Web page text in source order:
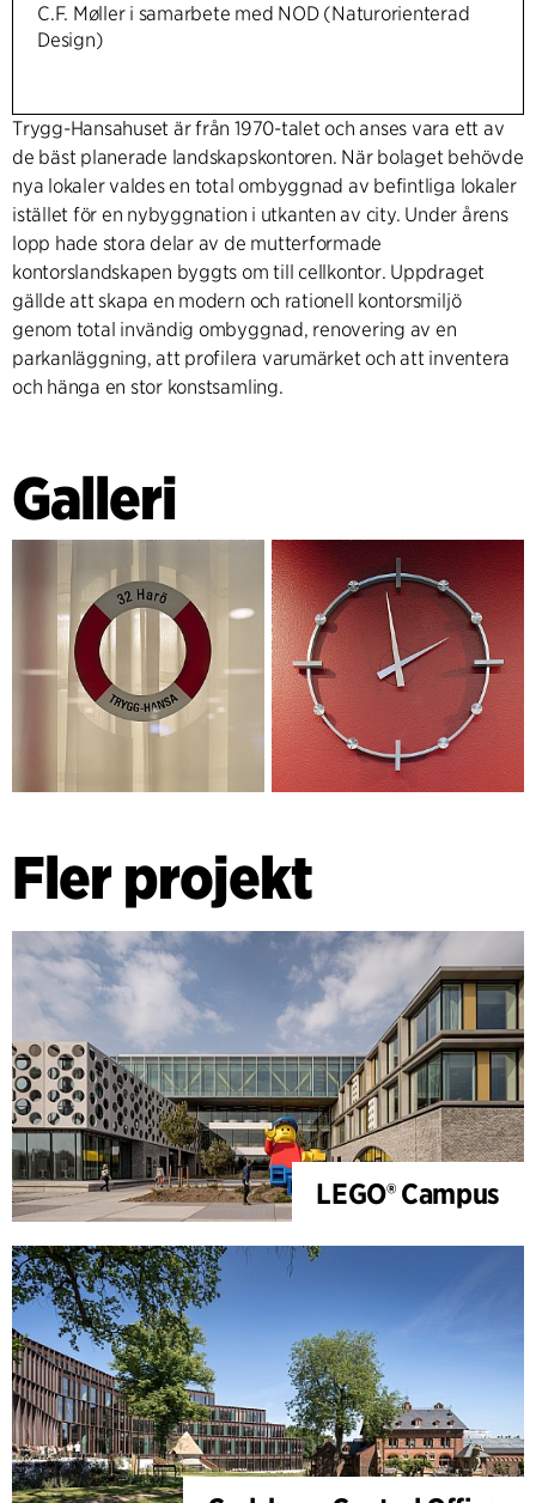
C.F. Møller i samarbete med NOD (Naturorienterad
Design)
Trygg-Hansahuset är från 1970-talet och anses vara ett av
de bäst planerade landskapskontoren. När bolaget behövde
nya lokaler valdes en total ombyggnad av befintliga lokaler
istället för en nybyggnation i utkanten av city. Under årens
lopp hade stora delar av de mutterformade
kontorslandskapen byggts om till cellkontor. Uppdraget
gällde att skapa en modern och rationell kontorsmiljö
genom total invändig ombyggnad, renovering av en
parkanläggning, att profilera varumärket och att inventera
och hänga en stor konstsamling.
Galleri
Fler projekt
LEGO® Campus